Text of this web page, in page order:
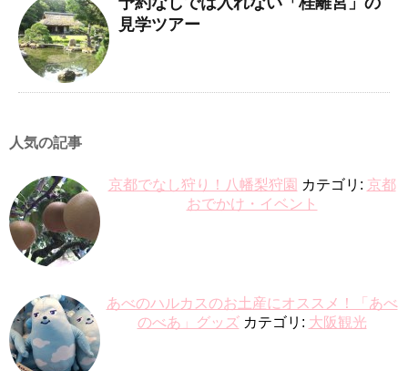
見学ツアー
人気の記事
京都でなし狩り！八幡梨狩園 カテゴリ: 京都
おでかけ・イベント
あべのハルカスのお土産にオススメ！「あべ
のべあ」グッズ カテゴリ: 大阪観光